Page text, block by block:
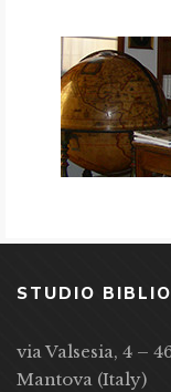
STUDIO
via Valsesia, 4 –
Mantova (Italy)